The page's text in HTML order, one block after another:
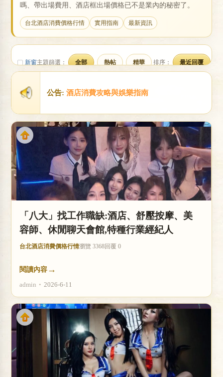
嗎、帶出場費用、酒店框出場價格已不是業內的秘密了。
台北酒店消費價格行情 實用指南 最新資訊
新窗主題篩選： 全部 熱帖 精華 排序： 最近回覆
公告: 酒店消費攻略與娛樂指南
「八大」找工作職缺:酒店、舒壓按摩、美
容師、休閒聊天會館,特種行業經紀人
台北酒店消費價格行情瀏覽 3368回覆 0
閱讀內容 →
admin • 2026-6-11